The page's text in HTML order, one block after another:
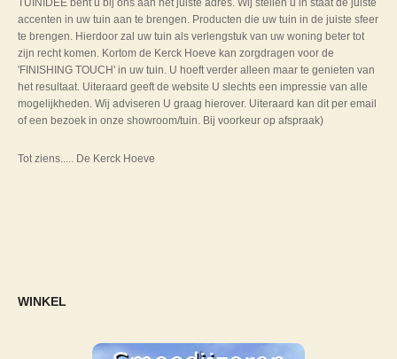
TUINIDEE bent u bij ons aan het juiste adres. Wij stellen u in staat de juiste
accenten in uw tuin aan te brengen. Producten die uw tuin in de juiste sfeer
te brengen. Hierdoor zal uw tuin als verlengstuk van uw woning beter tot
zijn recht komen. Kortom de Kerck Hoeve kan zorgdragen voor de
'FINISHING TOUCH' in uw tuin. U hoeft verder alleen maar te genieten van
het resultaat. Uiteraard geeft de website U slechts een impressie van alle
mogelijkheden. Wij adviseren U graag hierover. Uiteraard kan dit per email
of een bezoek in onze showroom/tuin. Bij voorkeur op afspraak)
Tot ziens..... De Kerck Hoeve
WINKEL